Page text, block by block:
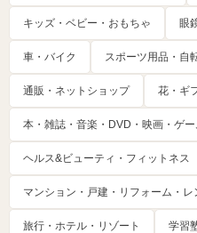
キッズ・ベビー・おもちゃ 眼
車・バイク スポーツ用品・自
通販・ネットショップ 花・ギ
本・雑誌・音楽・DVD・映画・ゲー
ヘルス&ビューティ・フィットネス
マンション・戸建・リフォーム・レ
旅行・ホテル・リゾート 学習